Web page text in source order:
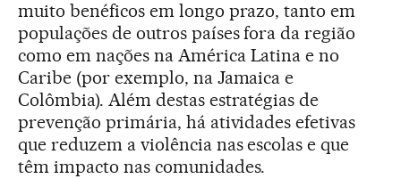
muito benéficos em longo prazo, tanto em
populações de outros países fora da região
como em nações na América Latina e no
Caribe (por exemplo, na Jamaica e
Colômbia). Além destas estratégias de
prevenção primária, há atividades efetivas
que reduzem a violência nas escolas e que
têm impacto nas comunidades.